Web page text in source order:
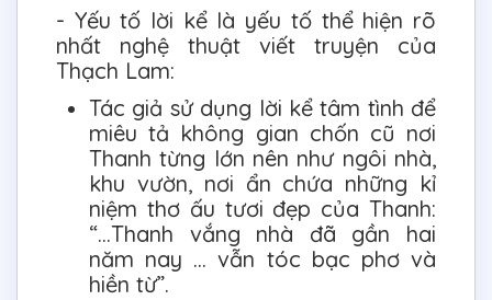
- Yếu tố lời kể là yếu tố thể hiện rõ
nhất nghệ thuật viết truyện của
Thạch Lam:
Tác giả sử dụng lời kể tâm tình để
miêu tả không gian chốn cũ nơi
Thanh từng lớn nên như ngôi nhà,
khu vườn, nơi ẩn chứa những kỉ
niệm thơ ấu tươi đẹp của Thanh:
“…Thanh vắng nhà đã gần hai
năm nay … vẫn tóc bạc phơ và
hiền từ”.